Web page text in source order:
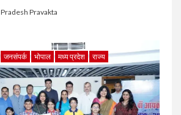
Pradesh Pravakta
जनसंपर्क भोपाल मध्य प्रदेश राज्य